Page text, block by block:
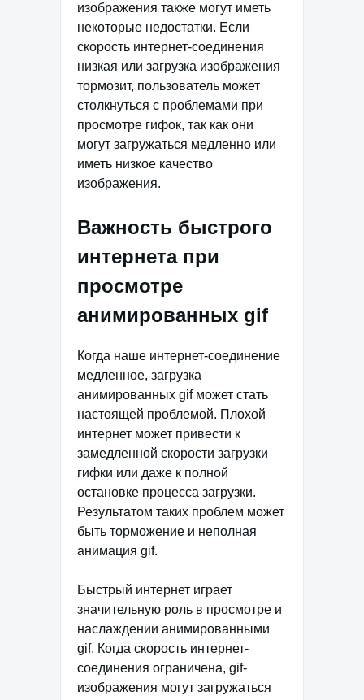
изображения также могут иметь
некоторые недостатки. Если
скорость интернет-соединения
низкая или загрузка изображения
тормозит, пользователь может
столкнуться с проблемами при
просмотре гифок, так как они
могут загружаться медленно или
иметь низкое качество
изображения.
Важность быстрого
интернета при
просмотре
анимированных gif
Когда наше интернет-соединение
медленное, загрузка
анимированных gif может стать
настоящей проблемой. Плохой
интернет может привести к
замедленной скорости загрузки
гифки или даже к полной
остановке процесса загрузки.
Результатом таких проблем может
быть торможение и неполная
анимация gif.
Быстрый интернет играет
значительную роль в просмотре и
наслаждении анимированными
gif. Когда скорость интернет-
соединения ограничена, gif-
изображения могут загружаться